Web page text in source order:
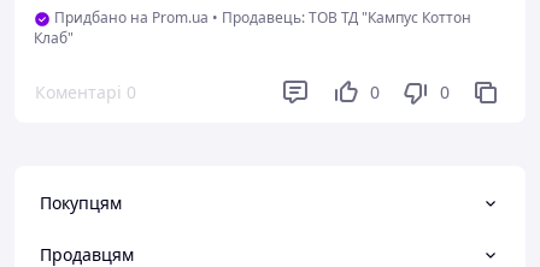
Придбано на Prom.ua • Продавець: ТОВ ТД "Кампус Коттон
Клаб"
Коментарі 0 0 0
Покупцям
Продавцям